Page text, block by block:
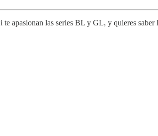
apasionan las series BL y GL, y quieres saber